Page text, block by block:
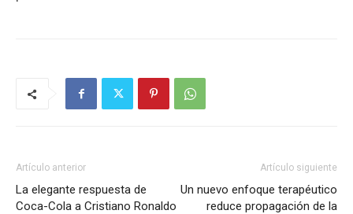
Artículo anterior
La elegante respuesta de
Coca-Cola a Cristiano Ronaldo
Artículo siguiente
Un nuevo enfoque terapéutico
reduce propagación de la